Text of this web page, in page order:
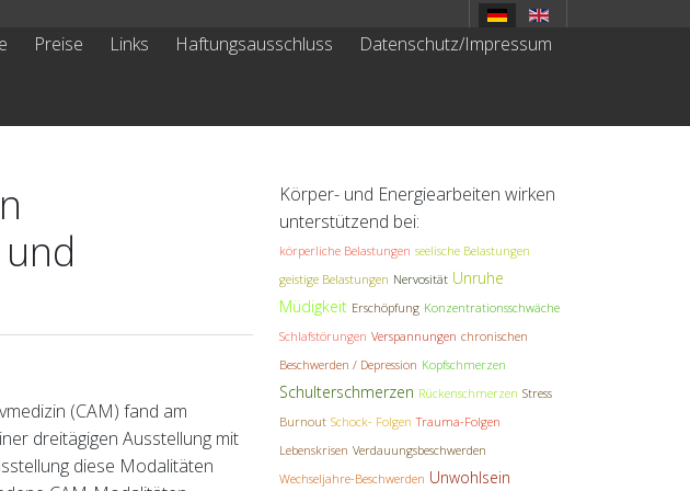
Preise Links Haftungsausschluss Datenschutz/Impressum
(CAM) fand am
dreitägigen Ausstellung mit
diese Modalitäten
Körper- und Energiearbeiten wirken
unterstützend bei:
körperliche Belastungen seelische Belastungen
geistige Belastungen Nervosität Unruhe
Müdigkeit Erschöpfung Konzentrationsschwäche
Schlafstörungen Verspannungen chronischen
Beschwerden / Depression Kopfschmerzen
Schulterschmerzen Rückenschmerzen Stress
Burnout Schock- Folgen Trauma-Folgen
Lebenskrisen Verdauungsbeschwerden
Wechseljahre-Beschwerden Unwohlsein